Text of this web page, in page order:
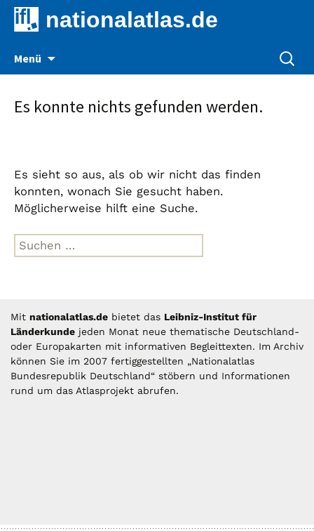
nationalatlas.de
Menü
Suche
nach:
Es konnte nichts gefunden werden.
Es sieht so aus, als ob wir nicht das finden
konnten, wonach Sie gesucht haben.
Möglicherweise hilft eine Suche.
Suche
nach:
Mit nationalatlas.de bietet das Leibniz-Institut für
Länderkunde jeden Monat neue thematische Deutschland-
oder Europakarten mit informativen Begleittexten. Im Archiv
können Sie im 2007 fertiggestellten „Nationalatlas
Bundesrepublik Deutschland“ stöbern und Informationen
rund um das Atlasprojekt abrufen.